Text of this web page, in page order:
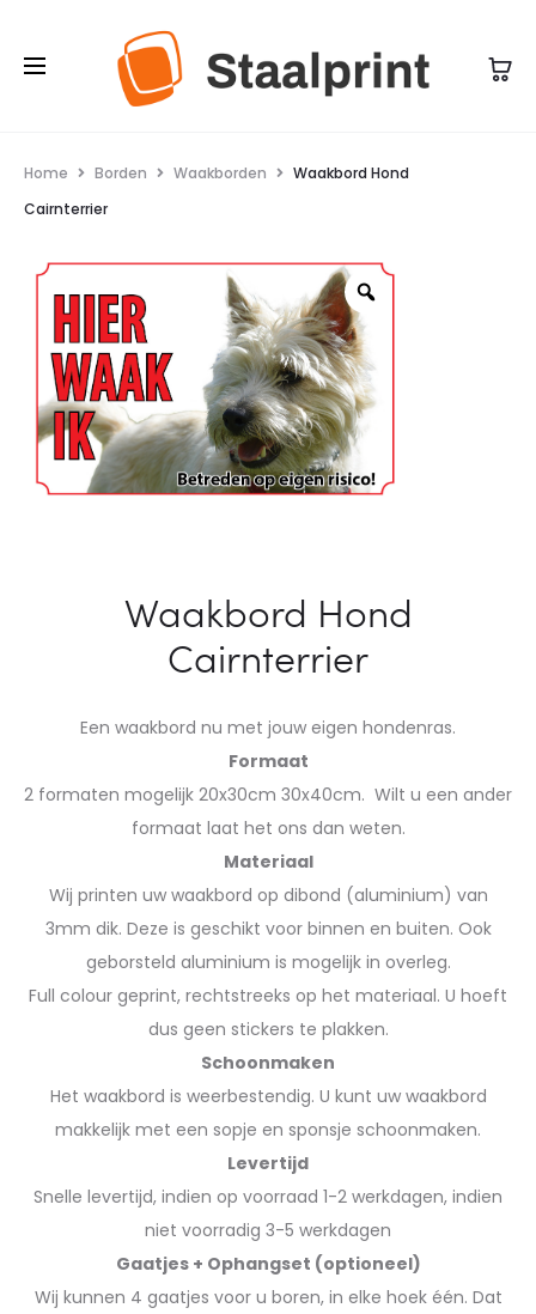
Home Borden Waakborden
Waakbord Hond
Cairnterrier
Waakbord Hond
Cairnterrier
Een waakbord nu met jouw eigen hondenras.
Formaat
2 formaten mogelijk 20x30cm 30x40cm. Wilt u een ander
formaat laat het ons dan weten.
Materiaal
Wij printen uw waakbord op dibond (aluminium) van
3mm dik. Deze is geschikt voor binnen en buiten. Ook
geborsteld aluminium is mogelijk in overleg.
Full colour geprint, rechtstreeks op het materiaal. U hoeft
dus geen stickers te plakken.
Schoonmaken
Het waakbord is weerbestendig. U kunt uw waakbord
makkelijk met een sopje en sponsje schoonmaken.
Levertijd
Snelle levertijd, indien op voorraad 1-2 werkdagen, indien
niet voorradig 3-5 werkdagen
Gaatjes + Ophangset (optioneel)
Wij kunnen 4 gaatjes voor u boren, in elke hoek één. Dat